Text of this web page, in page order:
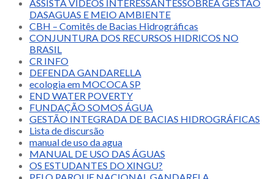
ASSISTA VIDEOS INTERESSANTESSOBREA GESTÃO
DASAGUAS E MEIO AMBIENTE
CBH – Comitês de Bacias Hidrográficas
CONJUNTURA DOS RECURSOS HIDRICOS NO
BRASIL
CR INFO
DEFENDA GANDARELLA
ecologia em MOCOCA SP
END WATER POVERTY
FUNDAÇÃO SOMOS ÁGUA
GESTÃO INTEGRADA DE BACIAS HIDROGRÁFICAS
Lista de discursão
manual de uso da agua
MANUAL DE USO DAS ÁGUAS
OS ESTUDANTES DO XINGU?